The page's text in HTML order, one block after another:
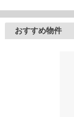
おすすめ物件